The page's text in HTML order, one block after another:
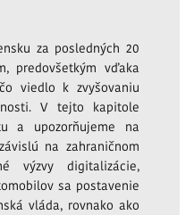
za posledných 20
predovšetkým vďaka
viedlo k zvyšovaniu
V tejto kapitole
a upozorňujeme na
na zahraničnom
výzvy digitalizácie,
sa postavenie
vláda, rovnako ako